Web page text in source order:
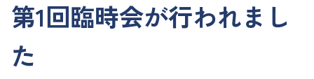
第1回臨時会が行われまし
た